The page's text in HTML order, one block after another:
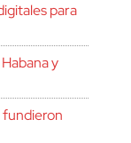
para
y
fundieron